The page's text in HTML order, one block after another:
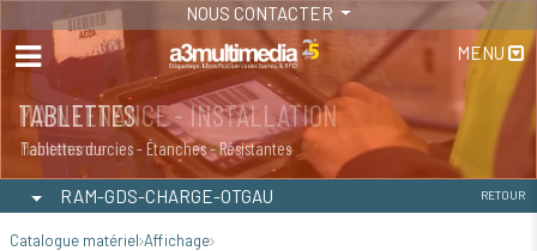
NOUS CONTACTER
MENU
MAINTENANCE - INSTALLATION
Maintenance
TABLETTES
Tablettes durcies - Étanches - Résistantes
RAM-GDS-CHARGE-OTGAU RETOUR
Catalogue matériel Affichage